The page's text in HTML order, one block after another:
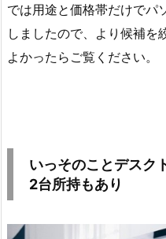
では用途と価格帯だけでパ
しましたので、より候補を
よかったらご覧ください。
いっそのことデスク
2台所持もあり